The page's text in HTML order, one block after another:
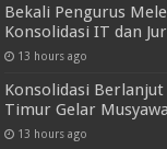
Bekali Pengurus
Konsolidasi IT dan
13 hours ago
Konsolidasi Berlanjut
Timur Gelar
13 hours ago